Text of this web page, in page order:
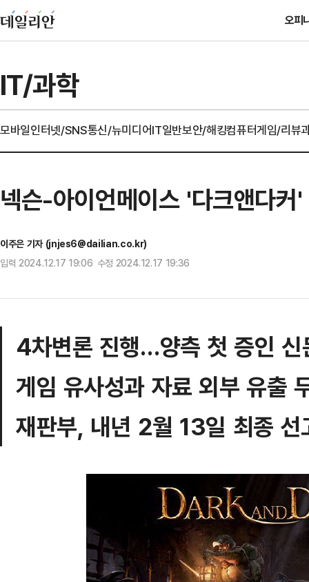
오피
IT/과학
모바일인터넷/SNS통신/뉴미디어IT일반보안/해킹컴퓨터게임/리뷰
넥슨-아이언메이스 '다크앤다
이주은 기자 (jnjes6@dailian.co.kr)
입력 2024.12.17 19:06 수정 2024.12.17 19:36
4차변론 진행…양측 첫 증인 신
게임 유사성과 자료 외부 유출
재판부, 내년 2월 13일 최종 선